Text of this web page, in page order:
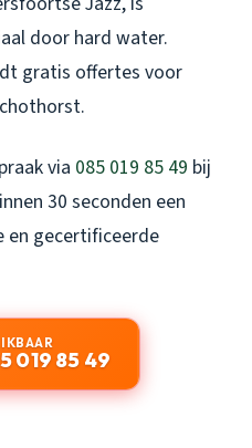
door hard water.
gratis offertes voor
via 085 019 85 49 bij
30 seconden een
gecertificeerde
019 85 49